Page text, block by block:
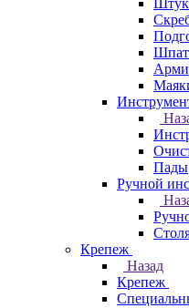
Пады
Ручной
Крепеж
Назад
Крепеж